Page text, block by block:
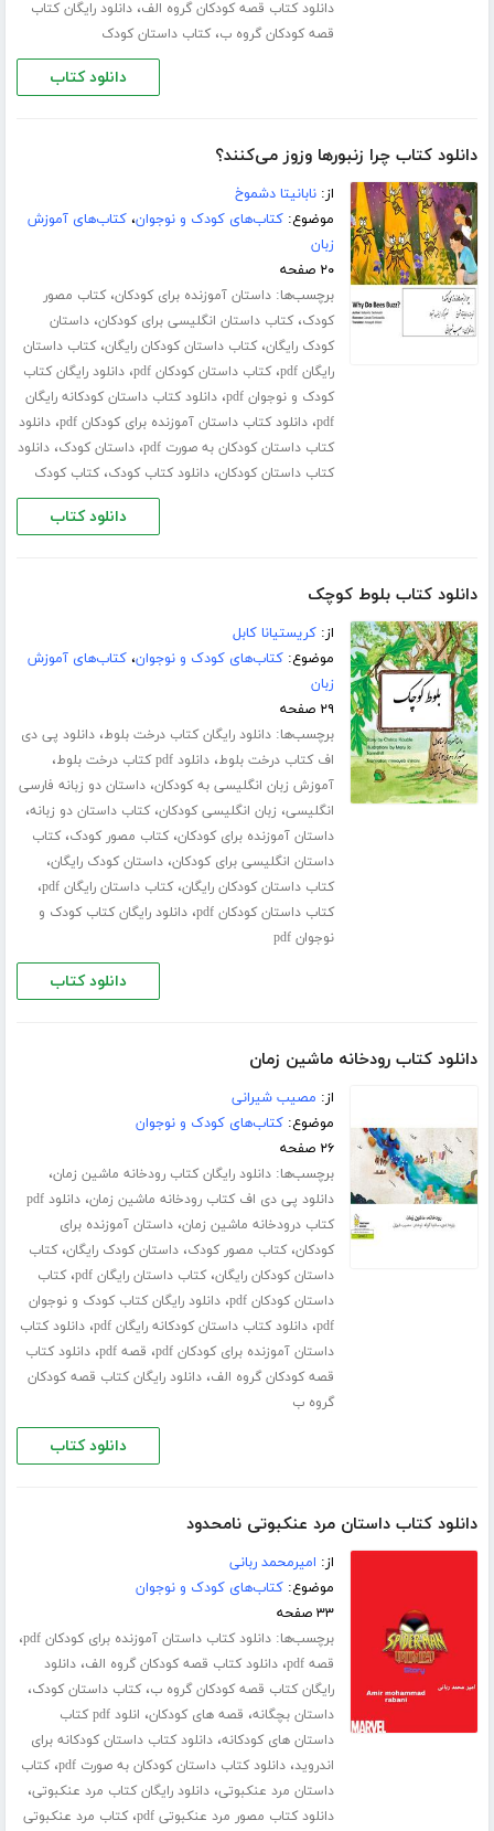
دانلود کتاب قصه کودکان گروه الف،دانلود رایگان کتاب
قصه کودکان گروه ب،کتاب داستان کودک
دانلود کتاب
دانلود کتاب چرا زنبورها وزوز می‌کنند؟
از:نابانیتا دشموخ
موضوع:کتاب‌های کودک و نوجوان،کتاب‌های آموزش
زبان
۲۰ صفحه
برچسب‌ها:داستان آموزنده برای کودکان،کتاب مصور
کودک،کتاب داستان انگلیسی برای کودکان،داستان
کودک رایگان،کتاب داستان کودکان رایگان،کتاب داستان
رایگان pdf
،کتاب داستان کودکان pdf ،دانلود رایگان کتاب
کودک و نوجوان pdf
،دانلود کتاب داستان کودکانه رایگان
pdf،دانلود کتاب داستان آموزنده برای کودکان pdf ،دانلود
کتاب داستان کودکان به صورت pdf
،داستان کودک،دانلود
کتاب داستان کودکان،دانلود کتاب کودک،کتاب کودک
دانلود کتاب
دانلود کتاب بلوط کوچک
از:کریستیانا کابل
موضوع:کتاب‌های کودک و نوجوان،کتاب‌های آموزش
زبان
۲۹ صفحه
برچسب‌ها:دانلود رایگان کتاب درخت بلوط،دانلود پی دی
اف کتاب درخت بلوط،دانلود pdf کتاب درخت بلوط ،
آموزش زبان انگلیسی به کودکان،داستان دو زبانه فارسی
انگلیسی، زبان انگلیسی کودکان،کتاب داستان دو زبانه،
داستان آموزنده برای کودکان،کتاب مصور کودک،کتاب
داستان انگلیسی برای کودکان،داستان کودک رایگان،
کتاب داستان کودکان رایگان،کتاب داستان رایگان pdf ،
کتاب داستان کودکان pdf ،دانلود رایگان کتاب کودک و
نوجوان pdf
دانلود کتاب
دانلود کتاب رودخانه ماشین زمان
از: مصیب شیرانی
موضوع:کتاب‌های کودک و نوجوان
۲۶ صفحه
برچسب‌ها:دانلود رایگان کتاب رودخانه ماشین زمان،
دانلود پی دی اف کتاب رودخانه ماشین زمان،
دانلود pdf
کتاب درودخانه ماشین زمان،داستان آموزنده برای
کودکان،کتاب مصور کودک،داستان کودک رایگان،کتاب
داستان کودکان رایگان،کتاب داستان رایگان pdf ،کتاب
داستان کودکان pdf
،دانلود رایگان کتاب کودک و نوجوان
pdf،دانلود کتاب داستان کودکانه رایگان pdf ،دانلود کتاب
داستان آموزنده برای کودکان pdf
، قصه pdf ،دانلود کتاب
قصه کودکان گروه الف،دانلود رایگان کتاب قصه کودکان
گروه ب
دانلود کتاب
دانلود کتاب داستان مرد عنکبوتی نامحدود
از: امیرمحمد ربانی
موضوع:کتاب‌های کودک و نوجوان
۳۳ صفحه
برچسب‌ها:دانلود کتاب داستان آموزنده برای کودکان pdf ،
قصه pdf ،دانلود کتاب قصه کودکان گروه الف،دانلود
رایگان کتاب قصه کودکان گروه ب،کتاب داستان کودک،
داستان بچگانه، قصه های کودکان،
انلود pdf کتاب
داستان های کودکانه،دانلود کتاب داستان کودکانه برای
اندروید،دانلود کتاب داستان کودکان به صورت pdf ،کتاب
داستان مرد عنکبوتی،دانلود رایگان کتاب مرد عنکبوتی،
دانلود کتاب مصور مرد عنکبوتی pdf ،کتاب مرد عنکبوتی